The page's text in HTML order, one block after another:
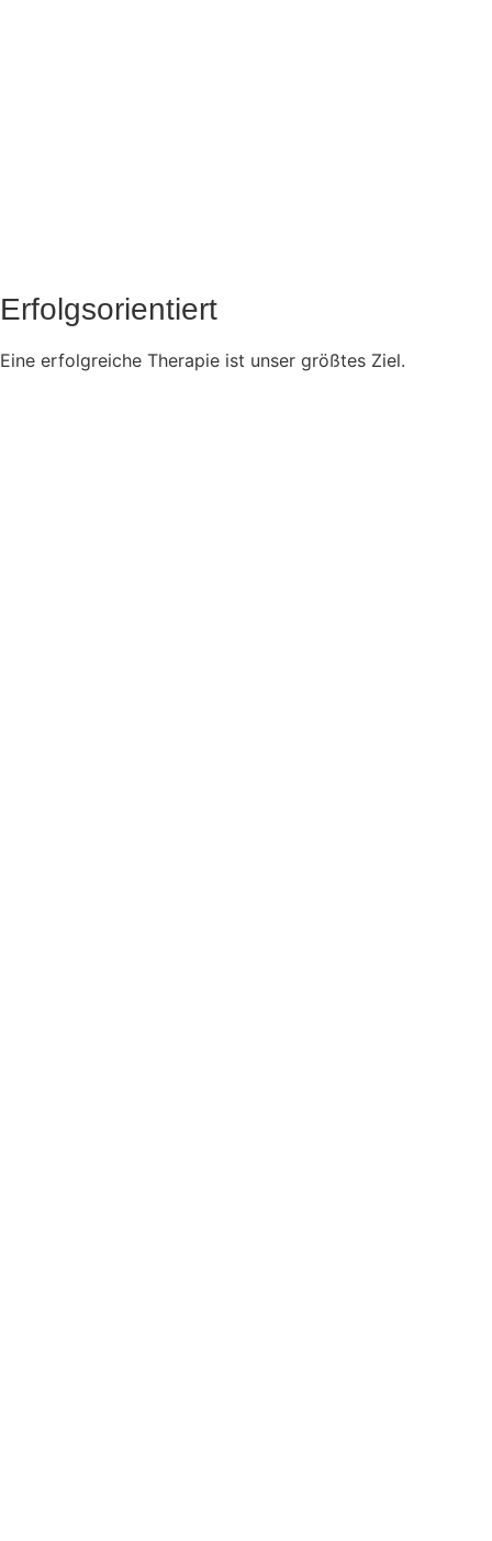
Erfolgsorientiert
Eine erfolgreiche Therapie ist unser größtes Ziel.